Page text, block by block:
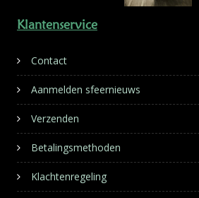
Klantenservice
Contact
Aanmelden sfeernieuws
Verzenden
Betalingsmethoden
Klachtenregeling